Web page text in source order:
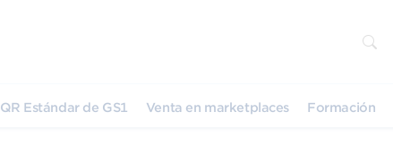
QR Estándar de GS1 Venta en marketplaces Formación